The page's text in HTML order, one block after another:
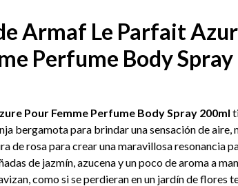
Armaf Le Parfait
Perfume Body Spray
Pour Femme Perfume Body Spray 200ml
bergamota para brindar una sensación de aire,
de rosa para crear una maravillosa resonancia
de jazmín, azucena y un poco de aroma a
como si se perdieran en un jardín de flores